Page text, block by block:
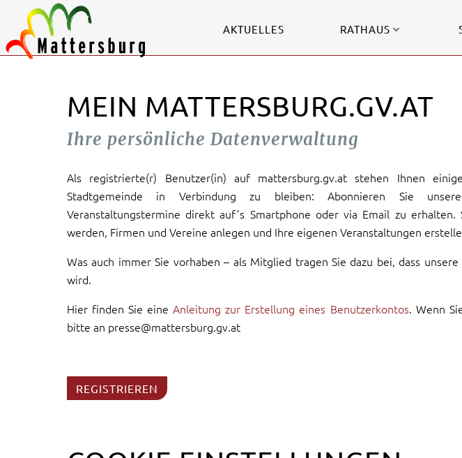
AKTUELLES RATHAUS
MEIN MATTERSBURG.GV.AT
Ihre persönliche Datenverwaltung
Als registrierte(r) Benutzer(in) auf mattersburg.gv.at stehen Ihnen
Stadtgemeinde in Verbindung zu bleiben: Abonnieren Sie unsere
Veranstaltungstermine direkt auf´s Smartphone oder via Email zu
werden, Firmen und Vereine anlegen und Ihre eigenen Veranstaltungen
Was auch immer Sie vorhaben – als Mitglied tragen Sie dazu bei, dass
wird.
Hier finden Sie eineAnleitung zur Erstellung eines Benutzerkontos. Wenn
bitte an presse@mattersburg.gv.at
REGISTRIEREN